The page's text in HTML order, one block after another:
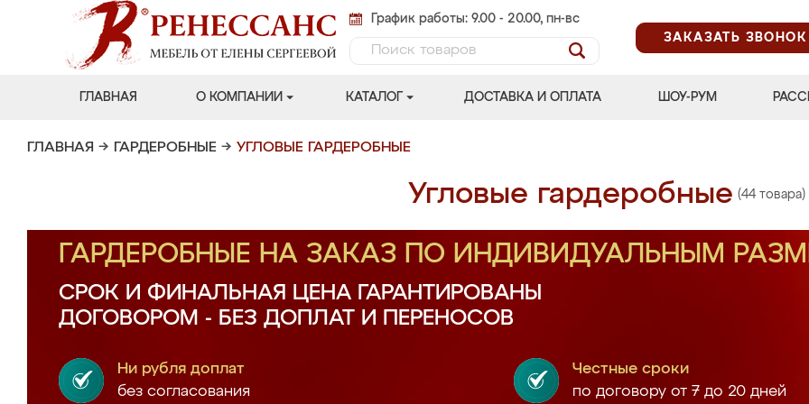
График работы: 9.00 - 20.00, пн-вс
ЗАКАЗАТЬ ЗВОНОК
ГЛАВНАЯ О КОМПАНИИ КАТАЛОГ ДОСТАВКА И ОПЛАТА ШОУ-РУМ
ГЛАВНАЯ → ГАРДЕРОБНЫЕ → УГЛОВЫЕ ГАРДЕРОБНЫЕ
Угловые гардеробные (44 товара)
ГАРДЕРОБНЫЕ НА ЗАКАЗ ПО ИНДИВИДУАЛЬНЫМ
СРОК И ФИНАЛЬНАЯ ЦЕНА ГАРАНТИРОВАНЫ
ДОГОВОРОМ - БЕЗ ДОПЛАТ И ПЕРЕНОСОВ
Ни рубля доплат
без согласования
Честные сроки
по договору от 7 до 20 дней